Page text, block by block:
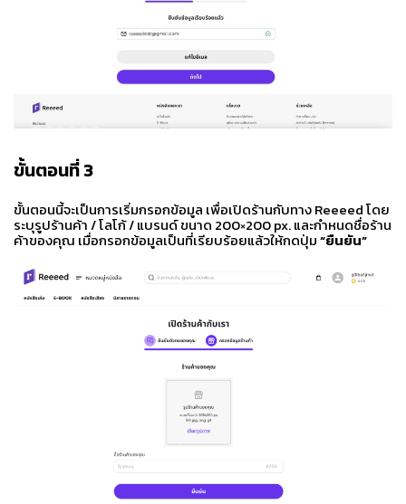
ขั้นตอนที่3
ขั้นตอนนี้จะเป็นการเริ่มกรอกข้อมูล เพื่อเปิดร้านกับทาง Reeeed โดย
ระบุรูปร้านค้า / โลโก้ / แบรนด์ ขนาด 200×200 px. และกำหนดชื่อร้าน
ค้าของคุณ เมื่อกรอกข้อมูลเป็นที่เรียบร้อยแล้วให้กดปุ่ม“ยืนยัน”